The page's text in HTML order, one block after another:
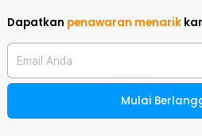
Dapatkan penawaran menarik
Email Anda
Mulai